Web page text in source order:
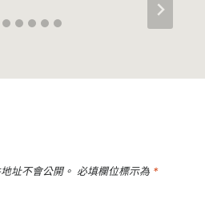
址不會公開。 必填欄位標示為 *